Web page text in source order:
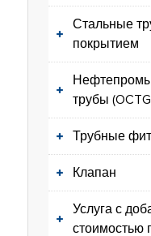
Стальные
покрытием
трубы
Трубные
Клапан
Услуга с
стоимостью